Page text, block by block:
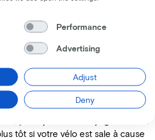
tôt si votre vélo est sale à cause
Performance
Advertising
Adjust
Deny